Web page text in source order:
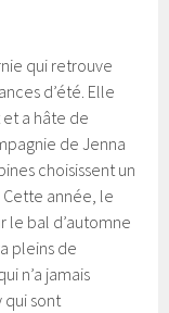
qui retrouve
d’été. Elle
a hâte de
de Jenna
choisissent un
année, le
le bal d’automne
pleins de
n’a jamais
qui sont